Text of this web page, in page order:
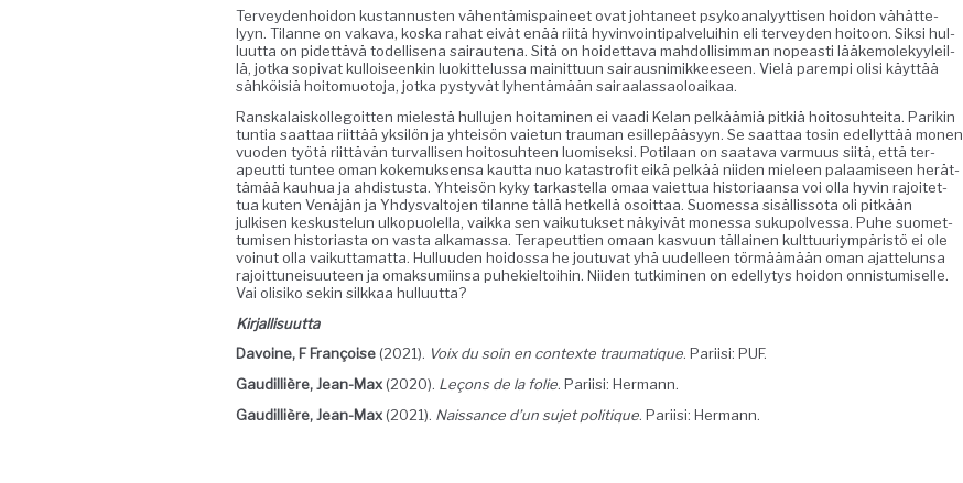
Ter­vey­den­hoidon kus­tan­nusten vähen­tämi­s­paineet ovat johta­neet psyko­ana­lyyt­tisen hoidon vähät­te­
lyyn. Tilanne on vaka­va, kos­ka rahat eivät enää riitä hyv­in­voin­tipalvelui­hin eli ter­vey­den hoitoon. Sik­si hul­
lu­ut­ta on pidet­tävä todel­lise­na sairaut­e­na. Sitä on hoidet­ta­va mah­dol­lisim­man nopeasti lääke­molekyyleil­
lä, jot­ka sopi­vat kul­loiseenkin luokit­telus­sa mainit­tuun sairaus­nimik­keeseen. Vielä parem­pi olisi käyt­tää
sähköisiä hoit­o­muo­to­ja, jot­ka pystyvät lyhen­tämään sairaalassaoloaikaa.
Ran­skalaiskol­le­goit­ten mielestä hul­lu­jen hoit­a­mi­nen ei vaa­di Kelan pelkäämiä pitk­iä hoito­suhtei­ta. Parikin
tun­tia saat­taa riit­tää yksilön ja yhteisön vai­etun trau­man esillepääsyyn. Se saat­taa tosin edel­lyt­tää mon­en
vuo­den työtä riit­tävän tur­val­lisen hoito­suh­teen luomisek­si. Poti­laan on saata­va var­muus siitä, että ter­
apeut­ti tun­tee oman koke­muk­sen­sa kaut­ta nuo katas­tro­fit eikä pelkää niiden mieleen palaamiseen herät­
tämää kauhua ja ahdis­tus­ta. Yhteisön kyky tarkastel­la omaa vai­et­tua his­to­ri­aansa voi olla hyvin rajoitet­
tua kuten Venäjän ja Yhdys­val­to­jen tilanne täl­lä het­kel­lä osoit­taa. Suomes­sa sisäl­lis­so­ta oli pitkään
julkisen keskustelun ulkop­uolel­la, vaik­ka sen vaiku­tuk­set näkyivät mon­es­sa sukupolves­sa. Puhe suomet­
tumisen his­to­ri­as­ta on vas­ta alka­mas­sa. Ter­apeut­tien omaan kasvu­un täl­lainen kult­tuuriym­päristö ei ole
voin­ut olla vaikut­ta­mat­ta. Hul­lu­u­den hoi­dos­sa he joutu­vat yhä uudelleen tör­määmään oman ajat­telun­sa
rajoit­tuneisu­u­teen ja omak­sumi­in­sa puhekiel­toi­hin. Niiden tutkimi­nen on edel­ly­tys hoidon onnis­tu­miselle.
Vai olisiko sekin silkkaa hulluutta?
Kir­jal­lisu­ut­ta
Davoine, F Françoise(2021). Voix du soin en con­texte trau­ma­tique. Pari­isi: PUF.
Gaudil­lière, Jean-Max(2020). Leçons de la folie. Pari­isi: Hermann.
Gaudil­lière, Jean-Max(2021). Nais­sance d’un sujet poli­tique. Pari­isi: Hermann.